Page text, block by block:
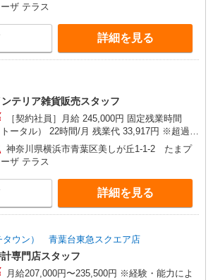
ザ テラス
詳細を見る
ンテリア雑貨販売スタッフ
［契約社員］月給 245,000円 固定残業時間
トータル） 22時間/月 残業代 33,917円 ※超過分
給 研修中 時給 1,230円 (研修期間 4 ヶ月
度により変動 )
神奈川県横浜市青葉区美しが丘1-1-2 たまプ
ザ テラス
詳細を見る
タウン） 青葉台東急スクエア店
計専門店スタッフ
月給207,000円〜235,500円 ※経験・能力によ